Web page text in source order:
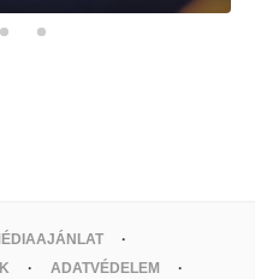
ADATVÉDELEM